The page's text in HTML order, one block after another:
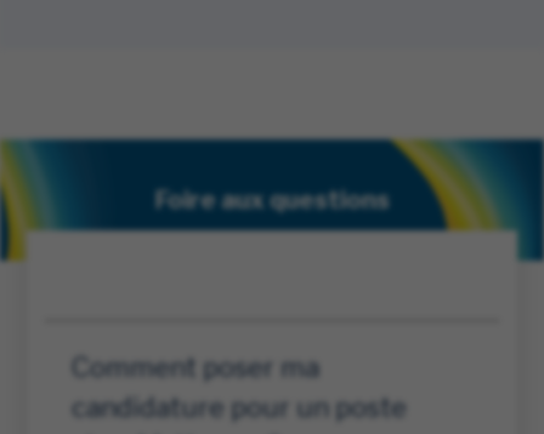
Foire aux questions
Comment poser ma
candidature pour un poste